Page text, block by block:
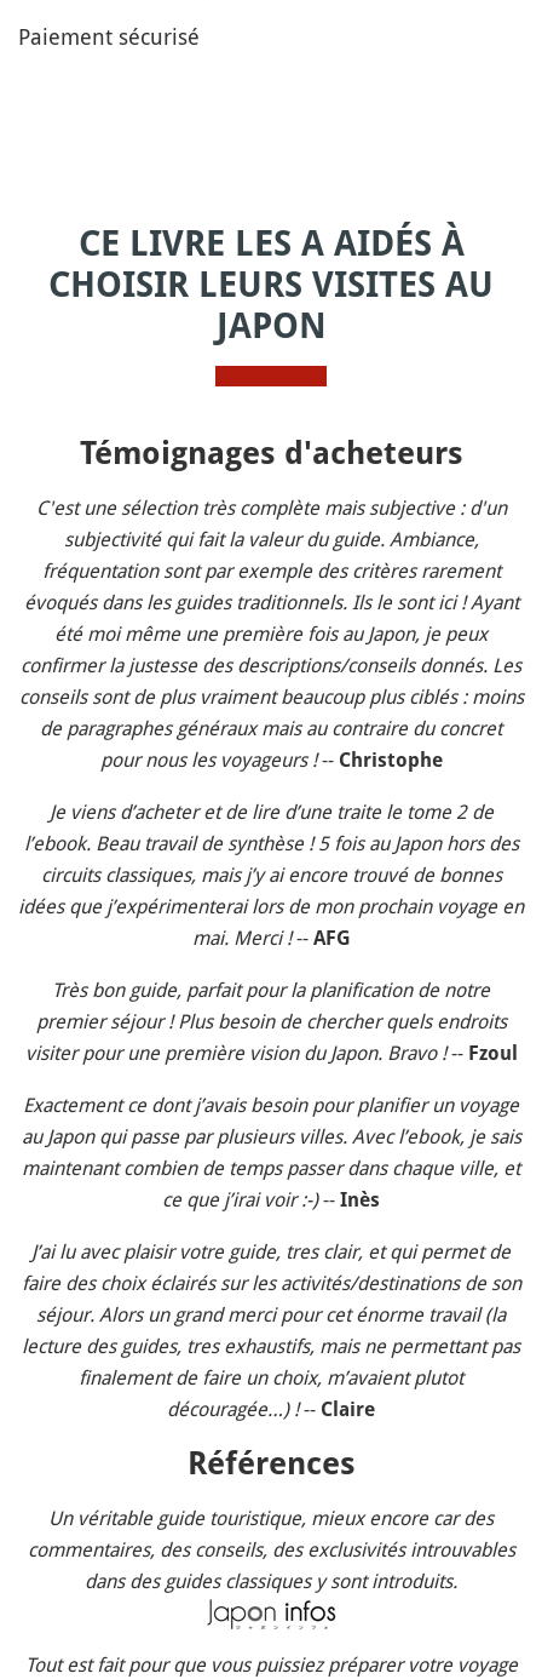
Paiement sécurisé
CE LIVRE LES A AIDÉS À
CHOISIR LEURS VISITES AU
JAPON
Témoignages d'acheteurs
C'est une sélection très complète mais subjective : d'un
subjectivité qui fait la valeur du guide. Ambiance,
fréquentation sont par exemple des critères rarement
évoqués dans les guides traditionnels. Ils le sont ici ! Ayant
été moi même une première fois au Japon, je peux
confirmer la justesse des descriptions/conseils donnés. Les
conseils sont de plus vraiment beaucoup plus ciblés : moins
de paragraphes généraux mais au contraire du concret
pour nous les voyageurs !-- Christophe
Je viens d’acheter et de lire d’une traite le tome 2 de
l’ebook. Beau travail de synthèse ! 5 fois au Japon hors des
circuits classiques, mais j’y ai encore trouvé de bonnes
idées que j’expérimenterai lors de mon prochain voyage en
mai. Merci !-- AFG
Très bon guide, parfait pour la planification de notre
premier séjour ! Plus besoin de chercher quels endroits
visiter pour une première vision du Japon. Bravo !-- Fzoul
Exactement ce dont j’avais besoin pour planifier un voyage
au Japon qui passe par plusieurs villes. Avec l’ebook, je sais
maintenant combien de temps passer dans chaque ville, et
ce que j’irai voir :-)-- Inès
J’ai lu avec plaisir votre guide, tres clair, et qui permet de
faire des choix éclairés sur les activités/destinations de son
séjour. Alors un grand merci pour cet énorme travail (la
lecture des guides, tres exhaustifs, mais ne permettant pas
finalement de faire un choix, m’avaient plutot
découragée…) !-- Claire
Références
Un véritable guide touristique, mieux encore car des
commentaires, des conseils, des exclusivités introuvables
dans des guides classiques y sont introduits.
Tout est fait pour que vous puissiez préparer votre voyage